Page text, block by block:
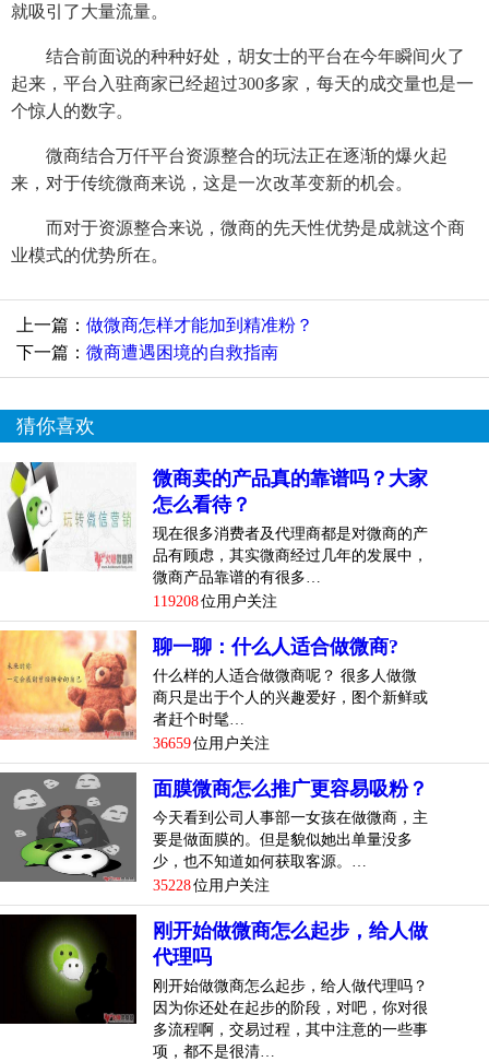
就吸引了大量流量。
结合前面说的种种好处，胡女士的平台在今年瞬间火了
起来，平台入驻商家已经超过300多家，每天的成交量也是一
个惊人的数字。
微商结合万仟平台资源整合的玩法正在逐渐的爆火起
来，对于传统微商来说，这是一次改革变新的机会。
而对于资源整合来说，微商的先天性优势是成就这个商
业模式的优势所在。
上一篇： 做微商怎样才能加到精准粉？
下一篇： 微商遭遇困境的自救指南
猜你喜欢
微商卖的产品真的靠谱吗？大家
怎么看待？
现在很多消费者及代理商都是对微商的产
品有顾虑，其实微商经过几年的发展中，
微商产品靠谱的有很多…
119208位用户关注
聊一聊：什么人适合做微商?
什么样的人适合做微商呢？ 很多人做微
商只是出于个人的兴趣爱好，图个新鲜或
者赶个时髦…
36659位用户关注
面膜微商怎么推广更容易吸粉？
今天看到公司人事部一女孩在做微商，主
要是做面膜的。但是貌似她出单量没多
少，也不知道如何获取客源。…
35228位用户关注
刚开始做微商怎么起步，给人做
代理吗
刚开始做微商怎么起步，给人做代理吗？
因为你还处在起步的阶段，对吧，你对很
多流程啊，交易过程，其中注意的一些事
项，都不是很清…